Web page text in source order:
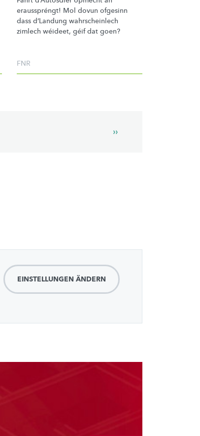
erausspréngt! Mol dovun ofgesinn
dass d‘Landung wahrscheinlech
zimlech wéideet, géif dat goen?
FNR
Next
››
EINSTELLUNGEN ÄNDERN